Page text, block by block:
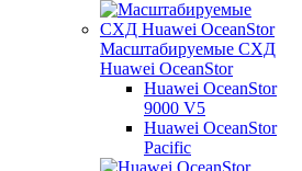
Масштабируемые СХД
Huawei OceanStor
Huawei OceanStor
9000 V5
Huawei OceanStor
Pacific